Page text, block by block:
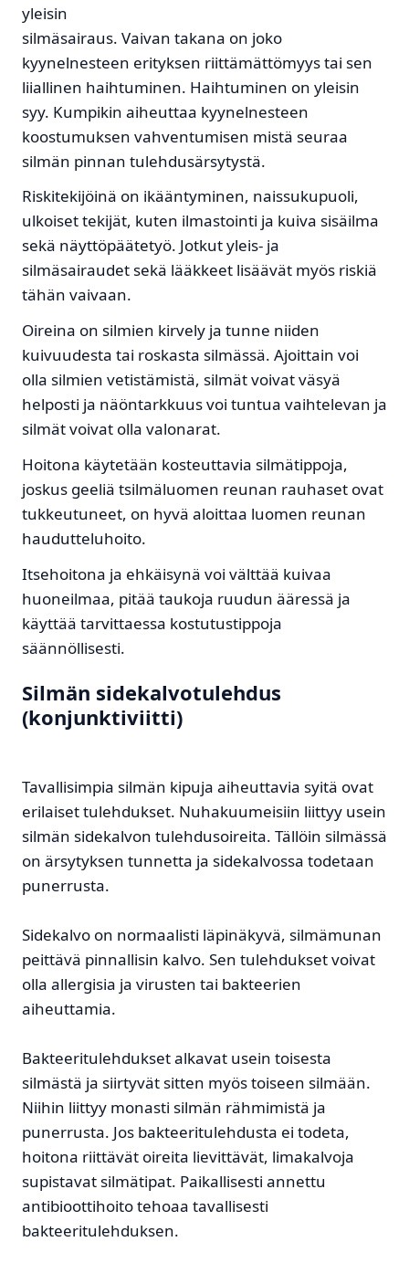
yleisin
silmäsairaus. Vaivan takana on joko
kyynelnesteen erityksen riittämättömyys tai sen
liiallinen haihtuminen. Haihtuminen on yleisin
syy. Kumpikin aiheuttaa kyynelnesteen
koostumuksen vahventumisen mistä seuraa
silmän pinnan tulehdusärsytystä.
Riskitekijöinä on ikääntyminen, naissukupuoli,
ulkoiset tekijät, kuten ilmastointi ja kuiva sisäilma
sekä näyttöpäätetyö. Jotkut yleis- ja
silmäsairaudet sekä lääkkeet lisäävät myös riskiä
tähän vaivaan.
Oireina on silmien kirvely ja tunne niiden
kuivuudesta tai roskasta silmässä. Ajoittain voi
olla silmien vetistämistä, silmät voivat väsyä
helposti ja näöntarkkuus voi tuntua vaihtelevan ja
silmät voivat olla valonarat.
Hoitona käytetään kosteuttavia silmätippoja,
joskus geeliä tsilmäluomen reunan rauhaset ovat
tukkeutuneet, on hyvä aloittaa luomen reunan
haudutteluhoito.
Itsehoitona ja ehkäisynä voi välttää kuivaa
huoneilmaa, pitää taukoja ruudun ääressä ja
käyttää tarvittaessa kostutustippoja
säännöllisesti.
Silmän sidekalvotulehdus
(konjunktiviitti)
Tavallisimpia silmän kipuja aiheuttavia syitä ovat
erilaiset tulehdukset. Nuhakuumeisiin liittyy usein
silmän sidekalvon tulehdusoireita. Tällöin silmässä
on ärsytyksen tunnetta ja sidekalvossa todetaan
punerrusta.
Sidekalvo on normaalisti läpinäkyvä, silmämunan
peittävä pinnallisin kalvo. Sen tulehdukset voivat
olla allergisia ja virusten tai bakteerien
aiheuttamia.
Bakteeritulehdukset alkavat usein toisesta
silmästä ja siirtyvät sitten myös toiseen silmään.
Niihin liittyy monasti silmän rähmimistä ja
punerrusta. Jos bakteeritulehdusta ei todeta,
hoitona riittävät oireita lievittävät, limakalvoja
supistavat silmätipat. Paikallisesti annettu
antibioottihoito tehoaa tavallisesti
bakteeritulehduksen.